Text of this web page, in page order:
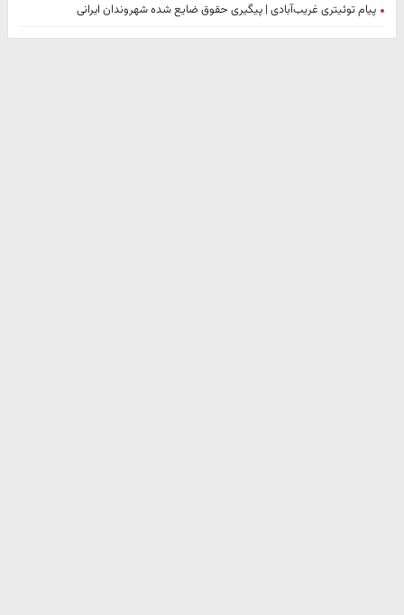
پیام توئیتری غریب‌آبادی | پیگیری حقوق ضایع شده شهروندان ایرانی